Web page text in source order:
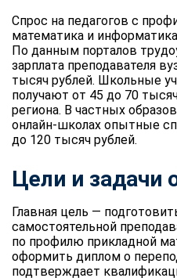
Спрос на педагогов с
математика и
По данным порталов
зарплата преподавателя
тысяч рублей. Школьные
получают от 45 до 70
региона. В частных
онлайн-школах опытные
до 120 тысяч рублей.
Цели и задачи
Главная цель —
самостоятельной
по профилю прикладной
оформить диплом о
подтверждает